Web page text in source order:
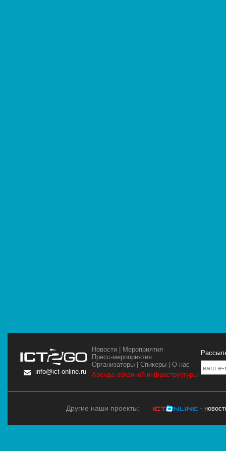
info@ict-online.ru
Новости
Мероприятия
Пресс-мероприятия
Организаторы |Спикеры |О нас
Аренда облачной инфраструктуры
Другие наши проекты: -